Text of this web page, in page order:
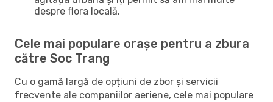
despre flora locală.
Cele mai populare orașe pentru a zbura
către Soc Trang
Cu o gamă largă de opțiuni de zbor și servicii
frecvente ale companiilor aeriene, cele mai populare